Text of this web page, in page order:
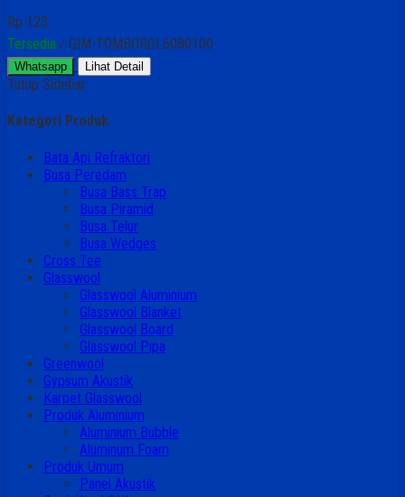
Rp 123
Tersedia / GIM-TOMBOROL6080100
Whatsapp Lihat Detail
Tutup Sidebar
Kategori Produk
Bata Api Refraktori
Busa Peredam
Busa Bass Trap
Busa Piramid
Busa Telur
Busa Wedges
Cross Tee
Glasswool
Glasswool Aluminium
Glasswool Blanket
Glasswool Board
Glasswool Pipa
Greenwool
Gypsum Akustik
Karpet Glasswool
Produk Aluminium
Aluminium Bubble
Aluminum Foam
Produk Umum
Panel Akustik